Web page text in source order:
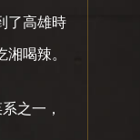
了高雄時
喝辣。
之一，